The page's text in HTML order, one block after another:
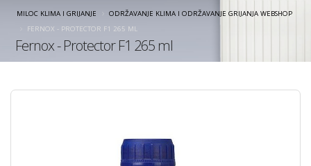
MILOC KLIMA I GRIJANJE
ODRŽAVANJE KLIMA I ODRŽAVANJE GRIJANJA WEBSHOP
FERNOX - PROTECTOR F1 265 ML
Fernox - Protector F1 265 ml